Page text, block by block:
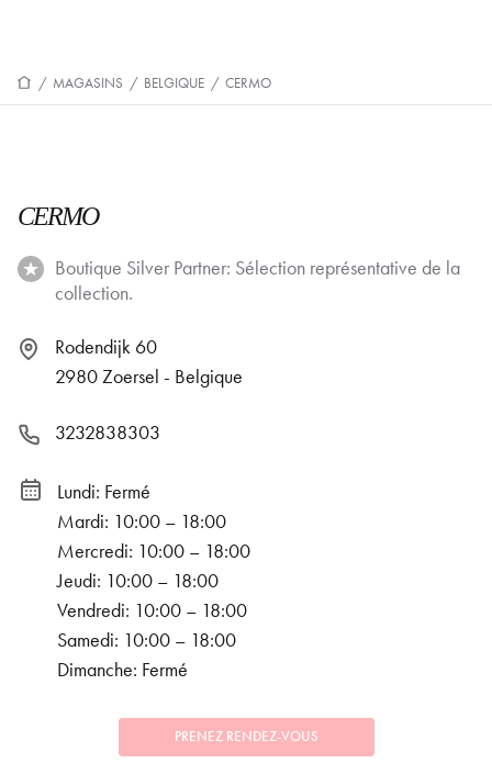
/ MAGASINS / BELGIQUE / CERMO
CERMO
Boutique Silver Partner: Sélection représentative de la
collection.
Rodendijk 60
2980 Zoersel - Belgique
3232838303
Lundi: Fermé
Mardi: 10:00 – 18:00
Mercredi: 10:00 – 18:00
Jeudi: 10:00 – 18:00
Vendredi: 10:00 – 18:00
Samedi: 10:00 – 18:00
Dimanche: Fermé
PRENEZ RENDEZ-VOUS